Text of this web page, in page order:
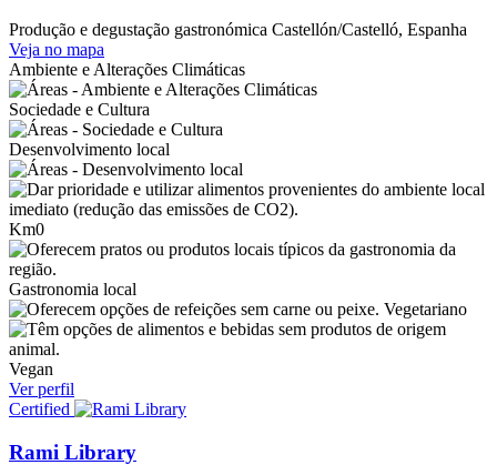
Produção e degustação gastronómica Castellón/Castelló, Espanha
Veja no mapa
Ambiente e Alterações Climáticas
Sociedade e Cultura
Desenvolvimento local
Km0
Gastronomia local
Vegetariano
Vegan
Ver perfil
Certified
Rami Library